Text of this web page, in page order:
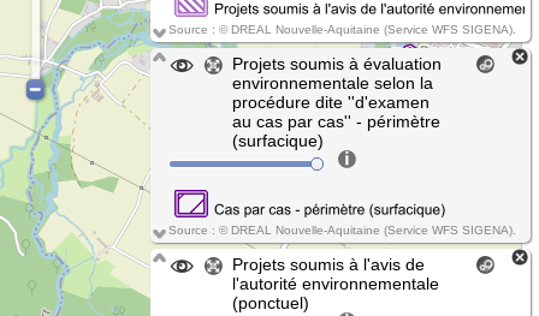
Source : © DREAL Nouvelle-Aquitaine (Service WFS SIGENA).
Projets soumis à évaluation
environnementale selon la
procédure dite ''d'examen
au cas par cas'' - périmètre
(surfacique)
Source : © DREAL Nouvelle-Aquitaine (Service WFS SIGENA).
Projets soumis à l'avis de
l'autorité environnementale
(ponctuel)